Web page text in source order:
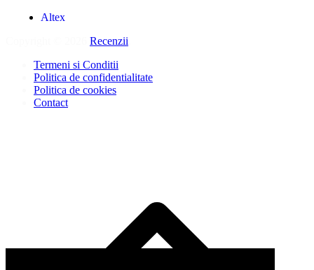
Altex
Recenzii
Termeni si Conditii
Politica de confidentialitate
Politica de cookies
Contact